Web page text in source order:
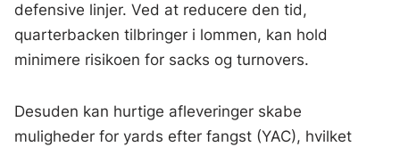
defensive linjer. Ved at reducere den tid,
quarterbacken tilbringer i lommen, kan hold
minimere risikoen for sacks og turnovers.
Desuden kan hurtige afleveringer skabe
muligheder for yards efter fangst (YAC), hvilket